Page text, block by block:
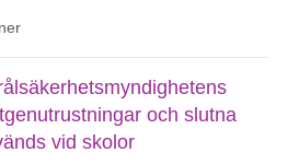
och slutna
vid skolor